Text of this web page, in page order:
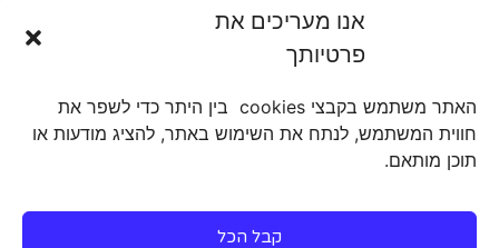
אנו מעריכים את
פרטיותך
האתר משתמש בקבצי cookies בין היתר כדי לשפר את
חווית המשתמש, לנתח את השימוש באתר, להציג מודעות או
תוכן מותאם.
קבל הכל
אני מאשר/ת את מסירת הפרטים
קבלת מידע על מוצרים, שירותים, מועדון
לקוחות. אני מודע/ת שאוכל לבטל את
הרישום שלי בכל עת ושעל מסירת הפרטים